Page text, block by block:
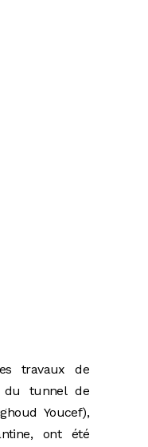
travaux de
du tunnel de
Youcef),
ont été